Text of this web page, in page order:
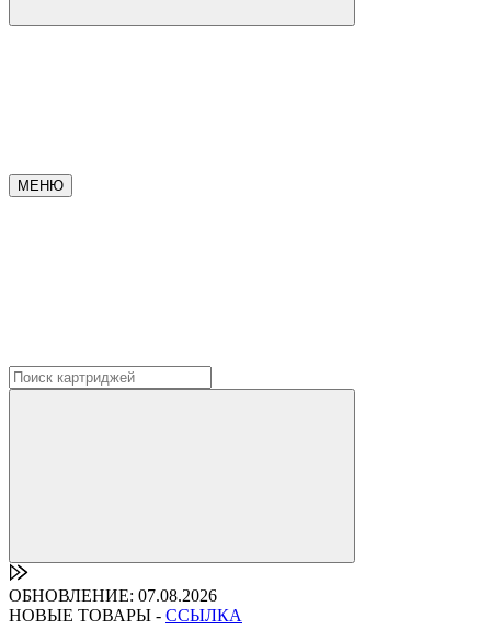
МЕНЮ
ОБНОВЛЕНИЕ: 07.08.2026
НОВЫЕ ТОВАРЫ - ССЫЛКА